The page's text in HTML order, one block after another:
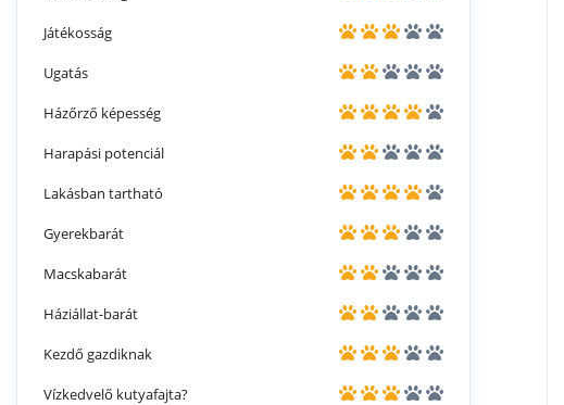
Játékosság
Ugatás
Házőrző képesség
Harapási potenciál
Lakásban tartható
Gyerekbarát
Macskabarát
Háziállat-barát
Kezdő gazdiknak
Vízkedvelő kutyafajta?